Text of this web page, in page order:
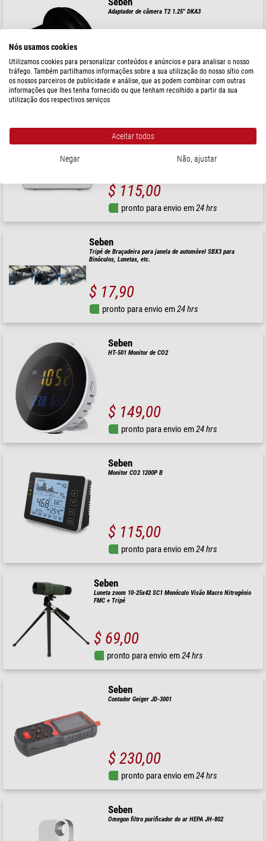
Adaptador de câmera T2 1.25'' DKA3
$ 14,90
pronto para envio em24 hrs
Monitor CO2 1200P W
$ 115,00
pronto para envio em24 hrs
Seben
Tripé de Braçadeira para janela de automóvel SBX3 para
Binóculos, Lunetas, etc.
$ 17,90
pronto para envio em24 hrs
Seben
HT-501 Monitor de CO2
$ 149,00
pronto para envio em24 hrs
Seben
Monitor CO2 1200P B
$ 115,00
pronto para envio em24 hrs
Seben
Luneta zoom 10-25x42 SC1 Monóculo Visão Macro Nitrogénio
FMC + Tripé
$ 69,00
pronto para envio em24 hrs
Seben
Contador Geiger JD-3001
$ 230,00
pronto para envio em24 hrs
Seben
Omegon filtro purificador do ar HEPA JH-802
Nós usamos cookies
Utilizamos cookies para personalizar conteúdos e anúncios e para analisar o nosso
tráfego. Também partilhamos informações sobre a sua utilização do nosso sítio com
os nossos parceiros de publicidade e análise, que as podem combinar com outras
informações que lhes tenha fornecido ou que tenham recolhido a partir da sua
utilização dos respectivos serviços
Aceitar todos
Negar Não, ajustar